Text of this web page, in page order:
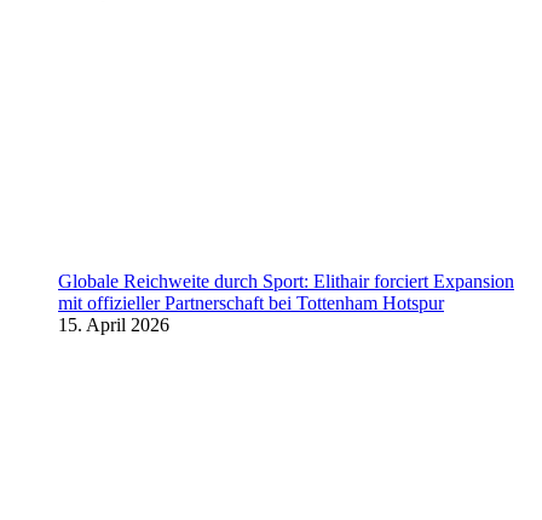
Globale Reichweite durch Sport: Elithair forciert Expansion
mit offizieller Partnerschaft bei Tottenham Hotspur
15. April 2026